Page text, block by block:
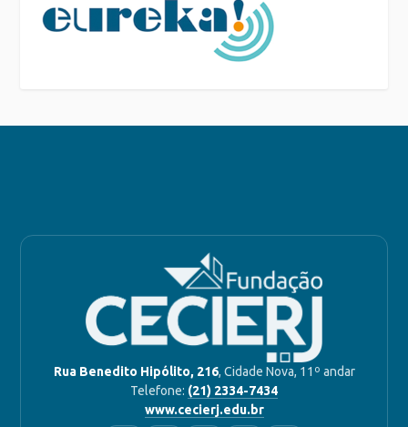
Rua Benedito Hipólito, 216, Cidade Nova, 11º andar
Telefone: (21) 2334-7434
www.cecierj.edu.br